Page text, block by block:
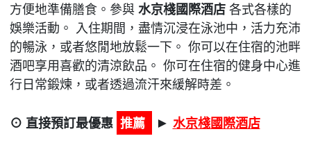
方便地準備膳食。參與 水京棧國際酒店各式各樣的
娛樂活動。 入住期間，盡情沉浸在泳池中，活力充沛
的暢泳，或者悠閒地放鬆一下。 你可以在住宿的池畔
酒吧享用喜歡的清涼飲品。 你可在住宿的健身中心進
行日常鍛煉，或者透過流汗來緩解時差。
⊙ 直接預訂最優惠 推薦 ► 水京棧國際酒店